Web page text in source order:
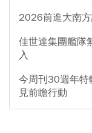
2026前進大南
佳世達集團艦隊
入
今周刊30週年特
見前瞻行動